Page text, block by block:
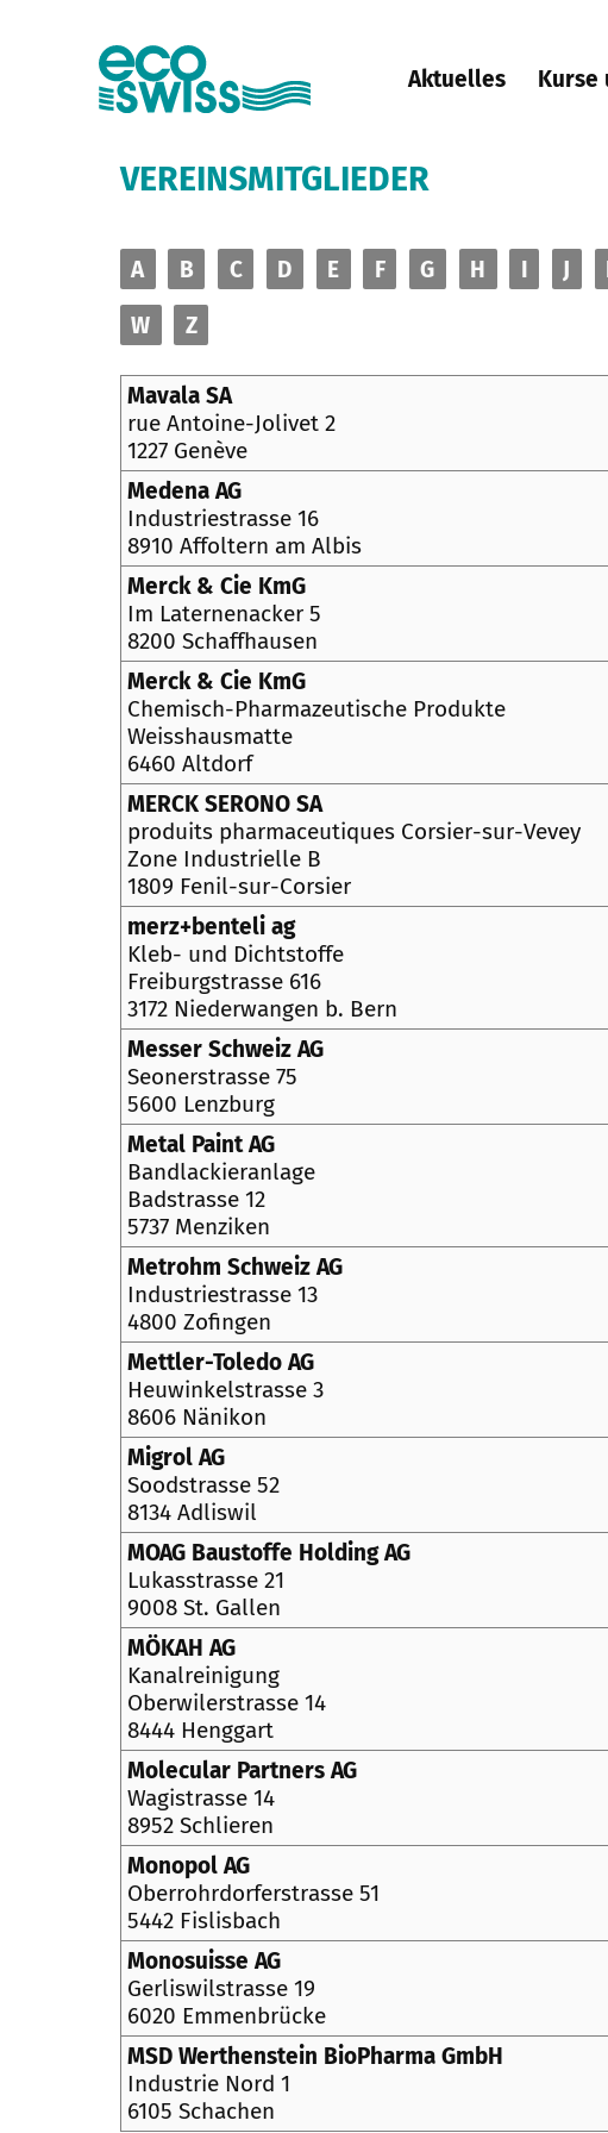
Aktuelles Kurse
VEREINSMITGLIEDER
A B C D E F G H I J
W Z
Mavala SA
rue Antoine-Jolivet 2
1227 Genève
Medena AG
Industriestrasse 16
8910 Affoltern am Albis
Merck & Cie KmG
Im Laternenacker 5
8200 Schaffhausen
Merck & Cie KmG
Chemisch-Pharmazeutische Produkte
Weisshausmatte
6460 Altdorf
MERCK SERONO SA
produits pharmaceutiques Corsier-sur-Vevey
Zone Industrielle B
1809 Fenil-sur-Corsier
merz+benteli ag
Kleb- und Dichtstoffe
Freiburgstrasse 616
3172 Niederwangen b. Bern
Messer Schweiz AG
Seonerstrasse 75
5600 Lenzburg
Metal Paint AG
Bandlackieranlage
Badstrasse 12
5737 Menziken
Metrohm Schweiz AG
Industriestrasse 13
4800 Zofingen
Mettler-Toledo AG
Heuwinkelstrasse 3
8606 Nänikon
Migrol AG
Soodstrasse 52
8134 Adliswil
MOAG Baustoffe Holding AG
Lukasstrasse 21
9008 St. Gallen
MÖKAH AG
Kanalreinigung
Oberwilerstrasse 14
8444 Henggart
Molecular Partners AG
Wagistrasse 14
8952 Schlieren
Monopol AG
Oberrohrdorferstrasse 51
5442 Fislisbach
Monosuisse AG
Gerliswilstrasse 19
6020 Emmenbrücke
MSD Werthenstein BioPharma GmbH
Industrie Nord 1
6105 Schachen